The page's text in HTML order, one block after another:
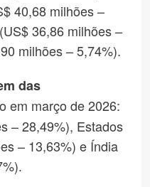
40,68 milhões –
36,86 milhões –
milhões – 5,74%).
das
em março de 2026:
– 28,49%), Estados
– 13,63%) e Índia